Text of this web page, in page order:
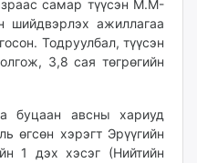
самар түүсэн М.М-
шийдвэрлэх ажиллагаа
Тодруулбал, түүсэн
3,8 сая төгрөгийн
авсны хариуд
өгсөн хэрэгт Эрүүгийн
1 дэх хэсэг (Нийтийн